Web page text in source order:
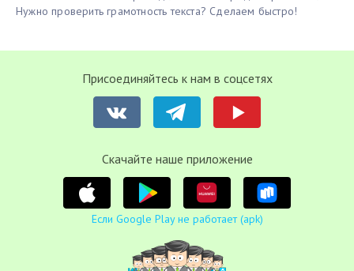
Нужно проверить грамотность текста? Сделаем быстро!
Присоединяйтесь к нам в соцсетях
Cкачайте наше приложение
Если Google Play не работает (apk)